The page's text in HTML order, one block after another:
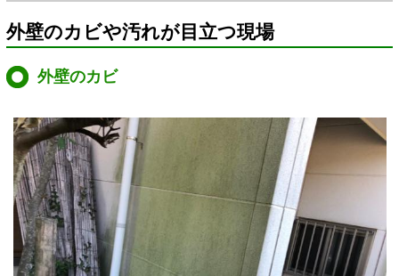
外壁のカビや汚れが目立つ現場
外壁のカビ